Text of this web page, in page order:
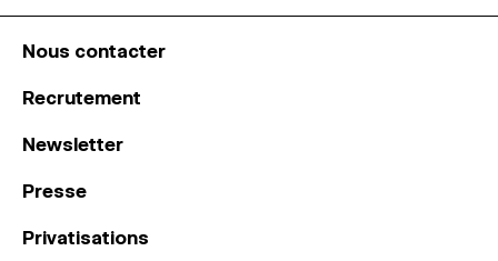
Nous contacter
Recrutement
Newsletter
Presse
Privatisations